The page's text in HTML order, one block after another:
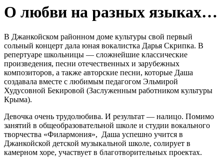
О любви на разных языках…
В Джанкойском районном доме культуры свой первый
сольный концерт дала юная вокалистка Дарья Скрипка. В
репертуаре школьницы — сложнейшие классические
произведения, песни отечественных и зарубежных
композиторов, а также авторские песни, которые Даша
создавала вместе с любимым педагогом Эльмирой
Худусовной Бекировой (Заслуженным работником культуры
Крыма).
Девочка очень трудолюбива. И результат — налицо. Помимо
занятий в общеобразовательной школе и студии вокального
творчества «Филармония», Даша успешно учится в
Джанкойской детской музыкальной школе, солирует в
камерном хоре, участвует в благотворительных проектах.